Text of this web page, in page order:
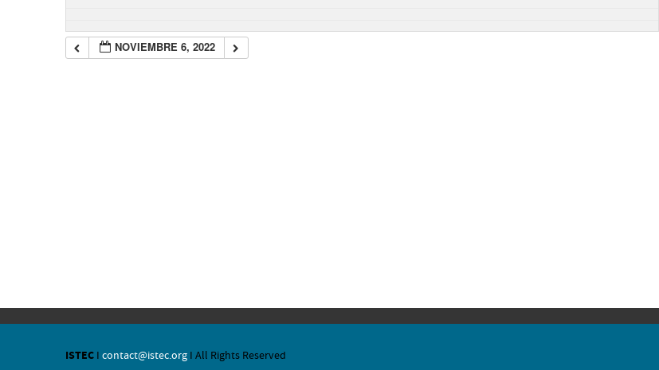
NOVIEMBRE 6, 2022
ISTEC I contact@istec.org I All Rights Reserved